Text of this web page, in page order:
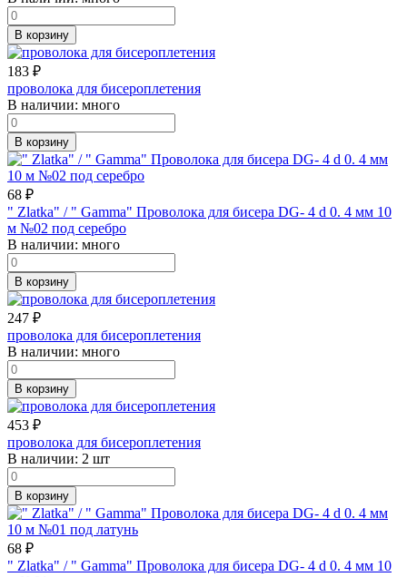
В корзину
183 ₽
проволока для бисероплетения
В наличии: много
В корзину
68 ₽
" Zlatka" / " Gamma" Проволока для бисера DG- 4 d 0. 4 мм 10
м №02 под серебро
В наличии: много
В корзину
247 ₽
проволока для бисероплетения
В наличии: много
В корзину
453 ₽
проволока для бисероплетения
В наличии: 2 шт
В корзину
68 ₽
" Zlatka" / " Gamma" Проволока для бисера DG- 4 d 0. 4 мм 10